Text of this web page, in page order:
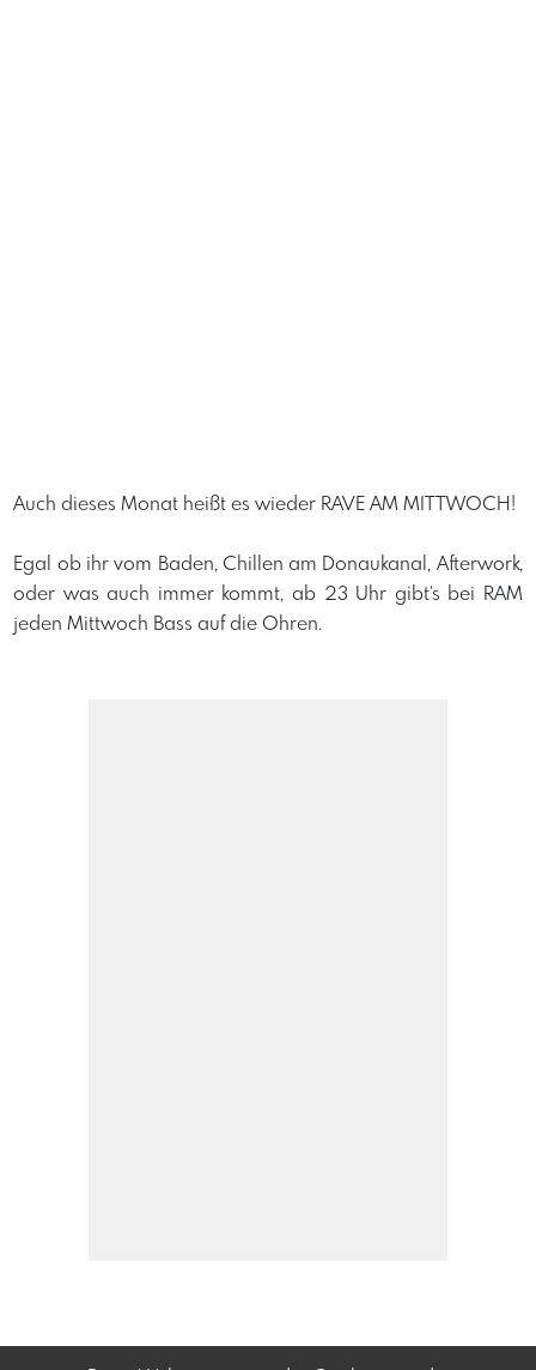
Auch dieses Monat heißt es wieder RAVE AM MITTWOCH!
Egal ob ihr vom Baden, Chillen am Donaukanal, Afterwork,
oder was auch immer kommt, ab 23 Uhr gibt‘s bei RAM
jeden Mittwoch Bass auf die Ohren.